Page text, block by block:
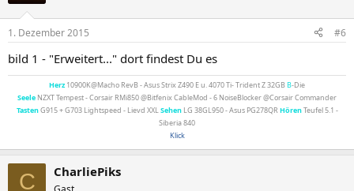
1. Dezember 2015 #6
bild 1 - "Erweitert..." dort findest Du es
Herz 10900K@Macho RevB - Asus Strix Z490 E u. 4070 Ti- Trident Z 32GBB-Die
Seele NZXT Tempest - Corsair RMi850 @Bitfenix CableMod - 6 NoiseBlocker @Corsair Commander
TastenG915 + G703 Lightspeed - Lievd XXL SehenLG 38GL950 - Asus PG278QR HörenTeufel 5.1 -
Siberia 840
Klick
C CharliePiks